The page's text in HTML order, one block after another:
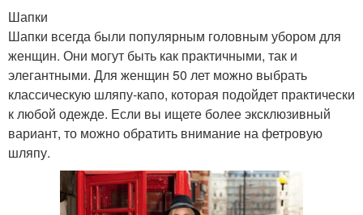
Шапки
Шапки всегда были популярным головным убором для
женщин. Они могут быть как практичными, так и
элегантными. Для женщин 50 лет можно выбрать
классическую шляпу-капо, которая подойдет практически
к любой одежде. Если вы ищете более эксклюзивный
вариант, то можно обратить внимание на фетровую
шляпу.